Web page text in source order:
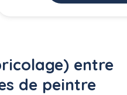
entre
de peintre